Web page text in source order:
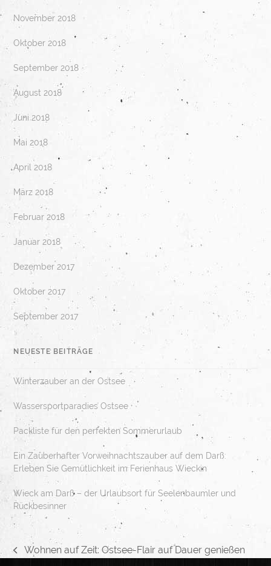
November 2018
Oktober 2018
September 2018
August 2018
Juni 2018
Mai 2018
April 2018
März 2018
Februar 2018
Januar 2018
Dezember 2017
Oktober 2017
September 2017
NEUESTE BEITRÄGE
Winterzauber an der Ostsee
Wassersportparadies Ostsee
Packliste für den perfekten Sommerurlaub
Ein Zauberhafter Vorweihnachtszauber auf dem Darß:
Erleben Sie Gemütlichkeit im Ferienhaus Wieckin
Wieck am Darß – der Urlaubsort für Seelenbaumler und
Rückbesinner
vorheriger
Wohnen auf Zeit: Ostsee-Flair auf Dauer genießen